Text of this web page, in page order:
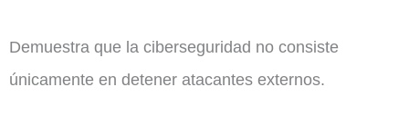
Demuestra que la ciberseguridad no consiste
únicamente en detener atacantes externos.